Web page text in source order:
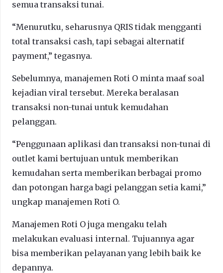
semua transaksi tunai.
“Menurutku, seharusnya QRIS tidak mengganti
total transaksi cash, tapi sebagai alternatif
payment,” tegasnya.
Sebelumnya, manajemen Roti O minta maaf soal
kejadian viral tersebut. Mereka beralasan
transaksi non-tunai untuk kemudahan
pelanggan.
“Penggunaan aplikasi dan transaksi non-tunai di
outlet kami bertujuan untuk memberikan
kemudahan serta memberikan berbagai promo
dan potongan harga bagi pelanggan setia kami,”
ungkap manajemen Roti O.
Manajemen Roti O juga mengaku telah
melakukan evaluasi internal. Tujuannya agar
bisa memberikan pelayanan yang lebih baik ke
depannya.